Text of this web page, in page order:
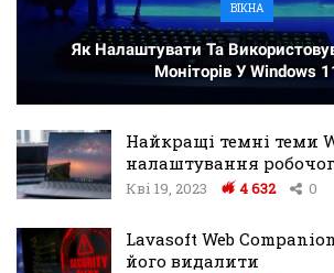
ВІКНА
Як Налаштувати Та
Моніторів У Windows
Найкращі темні теми
налаштування
Кві 19, 2023 4 632 0
Lavasoft Web
його видалити